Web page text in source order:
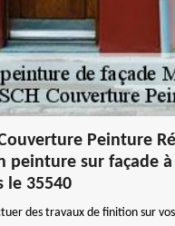
Couverture Peinture
peinture sur façade
le 35540
des travaux de finition sur